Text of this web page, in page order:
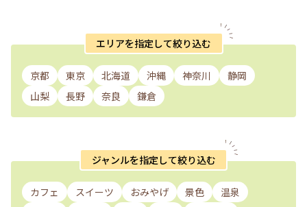
エリアを指定して絞り込む
京都 東京 北海道 沖縄 神奈川
静岡
山梨
長野 奈良 鎌倉
ジャンルを指定して絞り込む
カフェ スイーツ おみやげ 景色
温泉